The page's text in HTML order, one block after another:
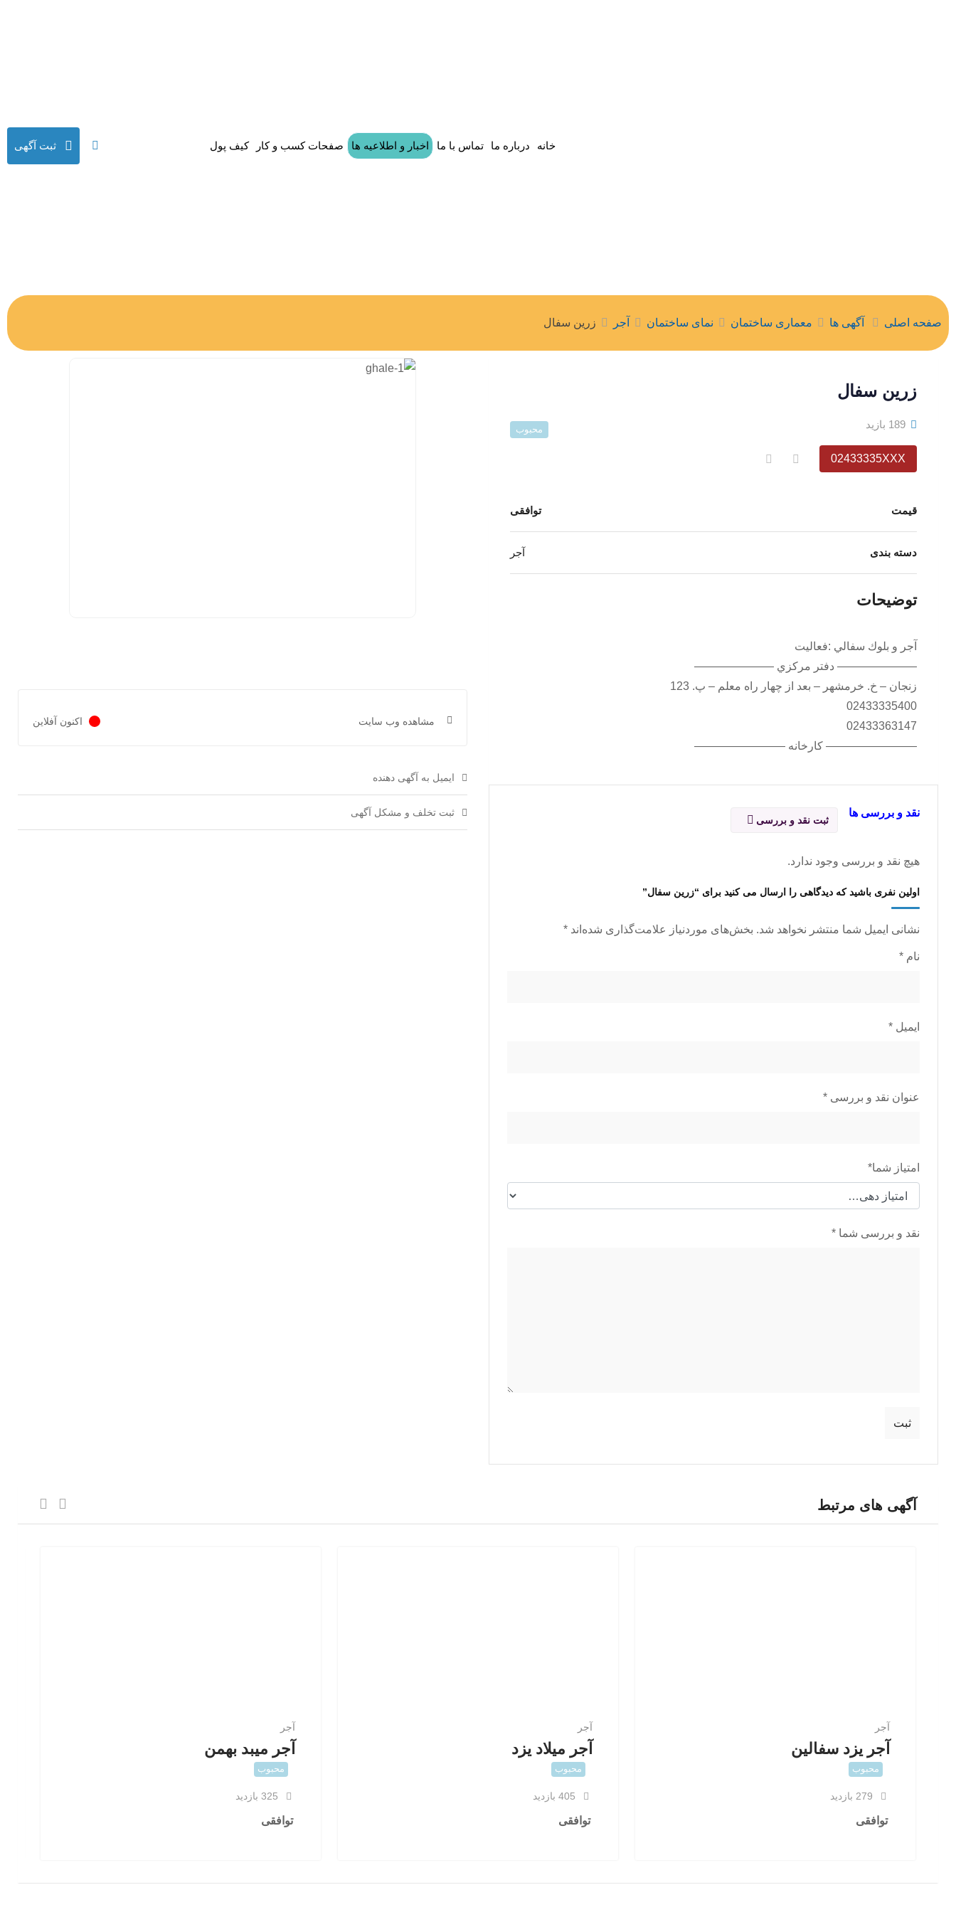
خانه درباره ما تماس با ما اخبار و اطلاعیه ها صفحات کسب و کار کیف پول ثبت آگهی
صفحه اصلی آگهی ها معماری ساختمان نمای ساختمان آجر زرين سفال
زرين سفال
189 بازید محبوب
02433335XXX
قیمت توافقی
دسته بندی آجر
توضیحات
آجر و بلوك سفالي :فعالیت
——————— دفتر مرکزي ———————
زنجان – خ. خرمشهر – بعد از چهار راه معلم – پ. 123
02433335400
02433363147
———————— کارخانه ————————
نقد و بررسی ها
ثبت نقد و بررسی
هیچ نقد و بررسی وجود ندارد.
اولین نفری باشید که دیدگاهی را ارسال می کنید برای “زرين سفال”
نشانی ایمیل شما منتشر نخواهد شد. بخش‌های موردنیاز علامت‌گذاری شده‌اند *
نام *
ایمیل *
عنوان نقد و بررسی *
امتیاز شما*
نقد و بررسی شما *
مشاهده وب سایت اکنون آفلاین
ایمیل به آگهی دهنده
ثبت تخلف و مشکل آگهی
آگهی های مرتبط
آجر
آجر یزد سفالین
محبوب
279 بازدید
توافقی
آجر
آجر میلاد یزد
محبوب
405 بازدید
توافقی
آجر
آجر میبد بهمن
محبوب
325 بازدید
توافقی